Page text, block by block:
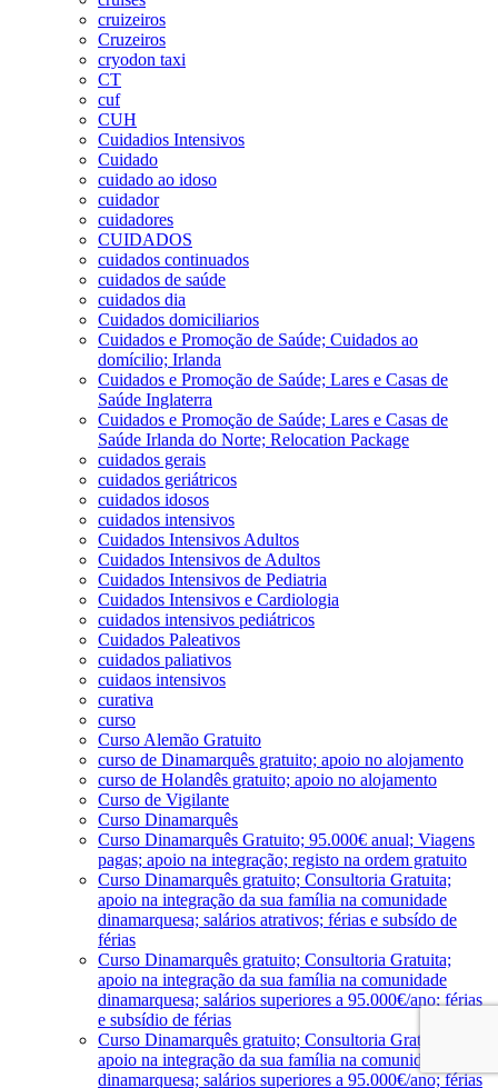
cruizeiros
Cruzeiros
cryodon taxi
CT
cuf
CUH
Cuidadios Intensivos
Cuidado
cuidado ao idoso
cuidador
cuidadores
CUIDADOS
cuidados continuados
cuidados de saúde
cuidados dia
Cuidados domiciliarios
Cuidados e Promoção de Saúde; Cuidados ao
domícilio; Irlanda
Cuidados e Promoção de Saúde; Lares e Casas de
Saúde Inglaterra
Cuidados e Promoção de Saúde; Lares e Casas de
Saúde Irlanda do Norte; Relocation Package
cuidados gerais
cuidados geriátricos
cuidados idosos
cuidados intensivos
Cuidados Intensivos Adultos
Cuidados Intensivos de Adultos
Cuidados Intensivos de Pediatria
Cuidados Intensivos e Cardiologia
cuidados intensivos pediátricos
Cuidados Paleativos
cuidados paliativos
cuidaos intensivos
curativa
curso
Curso Alemão Gratuito
curso de Dinamarquês gratuito; apoio no alojamento
curso de Holandês gratuito; apoio no alojamento
Curso de Vigilante
Curso Dinamarquês
Curso Dinamarquês Gratuito; 95.000€ anual; Viagens
pagas; apoio na integração; registo na ordem gratuito
Curso Dinamarquês gratuito; Consultoria Gratuita;
apoio na integração da sua família na comunidade
dinamarquesa; salários atrativos; férias e subsído de
férias
Curso Dinamarquês gratuito; Consultoria Gratuita;
apoio na integração da sua família na comunidade
dinamarquesa; salários superiores a 95.000€/ano; férias
e subsídio de férias
Curso Dinamarquês gratuito; Consultoria Gratuita;
apoio na integração da sua família na comunidade
dinamarquesa; salários superiores a 95.000€/ano; férias